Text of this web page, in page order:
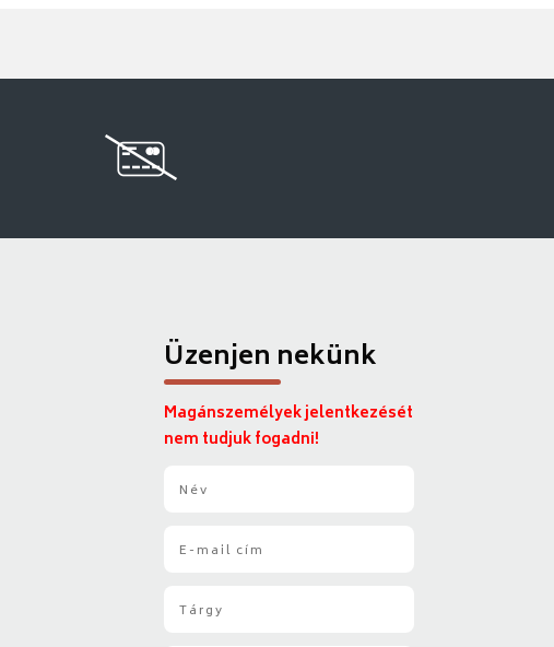
Üzenjen nekünk
Magánszemélyek jelentkezését
nem tudjuk fogadni!